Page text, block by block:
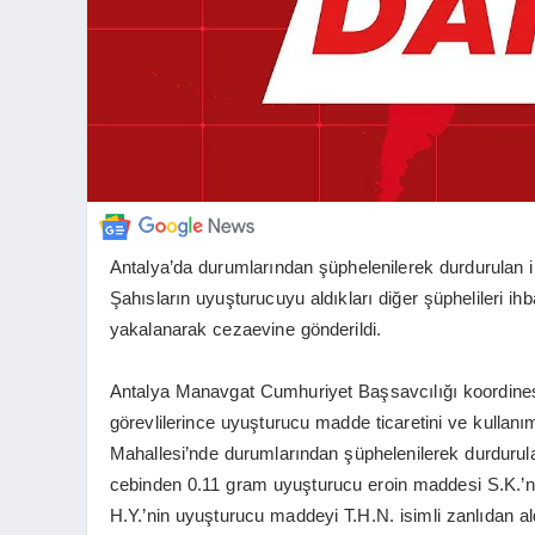
Antalya’da durumlarından şüphelenilerek
Şahısların uyuşturucuyu aldıkları diğer şüphelileri
yakalanarak cezaevine gönderildi.
Antalya Manavgat Cumhuriyet Başsavcılığı
görevlilerince uyuşturucu madde ticaretini ve
Mahallesi’nde durumlarından şüphelenilerek
cebinden 0.11 gram uyuşturucu eroin maddesi
H.Y.’nin uyuşturucu maddeyi T.H.N. isimli zanlıdan